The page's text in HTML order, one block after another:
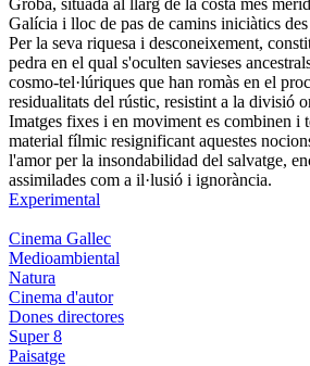
Galícia i lloc de pas de camins iniciàtics
Per la seva riquesa i desconeixement,
pedra en el qual s'oculten savieses
cosmo-tel·lúriques que han romàs en el
residualitats del rústic, resistint a la divisió
Imatges fixes i en moviment es combinen i
material fílmic resignificant aquestes
l'amor per la insondabilidad del salvatge,
assimilades com a il·lusió i ignorància.
Experimental
Cinema Gallec
Medioambiental
Natura
Cinema d'autor
Dones directores
Super 8
Paisatge